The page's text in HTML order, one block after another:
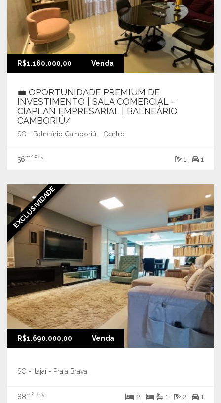
R$1.160.000,00 Venda
💼 OPORTUNIDADE PREMIUM DE
INVESTIMENTO | SALA COMERCIAL –
CIAPLAN EMPRESARIAL | BALNEÁRIO
CAMBORIÚ/
SC - Balneário Camboriú - Centro
56m² Priv. 1 | 1
EXCLUSIVIDADE
R$1.690.000,00 Venda
SC - Itajaí - Praia Brava
88m² Priv. 2 | 1 | 2 | 1